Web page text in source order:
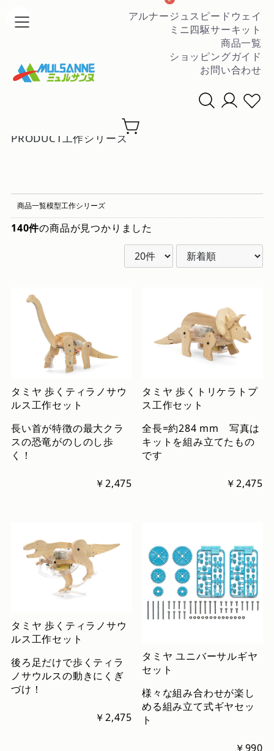
アルナージュスピードウェイ
ミニ四駆サーキット
商品一覧
ショッピングガイド
お問い合わせ
条件を絞って商品を探す ▼
PRODUCT工作シリーズ
商品一覧模型工作シリーズ
140件の商品が見つかりました
タミヤ 歩くティラノサウ
ルス工作セット
長い首が特徴の最大クラ
スの恐竜がのしのし歩
く！
￥2,475
タミヤ 歩くトリケラトプ
ス工作セット
全長=約284 mm 写真は
キットを組み立てたもの
です
￥2,475
タミヤ 歩くティラノサウ
ルス工作セット
後ろ足だけで歩くティラ
ノサウルスの動きにくぎ
づけ！
￥2,475
タミヤ ユニバーサルギヤ
セット
様々な組み合わせが楽し
める組み立て式ギヤセッ
ト
￥990